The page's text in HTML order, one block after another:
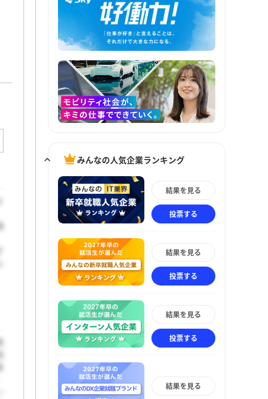
みんなの人気企業ランキング
結果を見る
投票する
結果を見る
投票する
結果を見る
投票する
結果を見る